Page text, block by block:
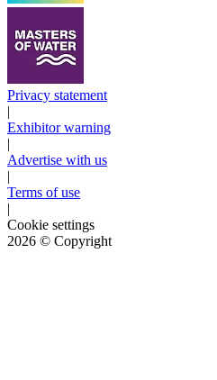
Privacy statement
Exhibitor warning
Advertise with us
Terms of use
Cookie settings
2026 © Copyright